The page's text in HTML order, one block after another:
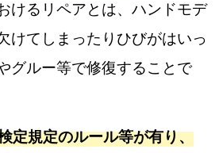
けるリペアとは、ハンドモデ
けてしまったりひびがはいっ
グルー等で修復することで
定規定のルール等が有り、